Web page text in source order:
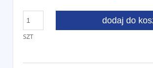
SZT
dodaj do